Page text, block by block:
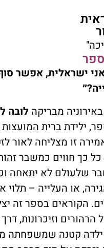
ישראלית, אפשר
מבריקהלובה
ילידת ברית
זו מצליחה לאור
כך חווים כמשבר
שלעולם לא יתאחה
או העלייה – תלוי
הקוראים בספר זה
וזיכרונות, דרך
קטנה שמשפחתה